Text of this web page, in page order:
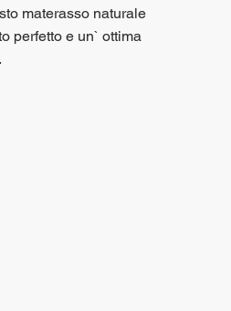
materasso naturale
perfetto e un` ottima